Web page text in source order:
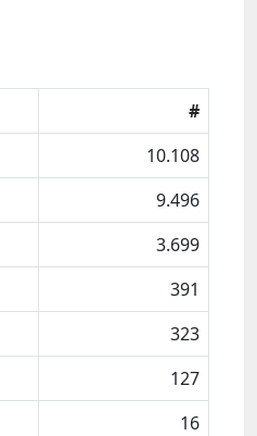
#
10.108
9.496
3.699
391
323
127
16